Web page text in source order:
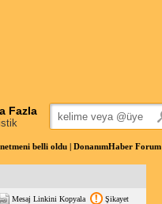
Fazla
belli oldu | DonanımHaber Forum
Mesaj Linkini Kopyala Şikayet